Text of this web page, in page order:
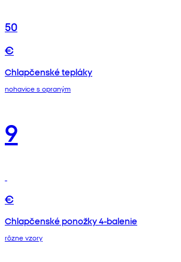
50
€
Chlapčenské tepláky
nohavice s opraným
9
€
Chlapčenské ponožky 4-balenie
rôzne vzory